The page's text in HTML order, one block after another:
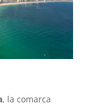
, la comarca